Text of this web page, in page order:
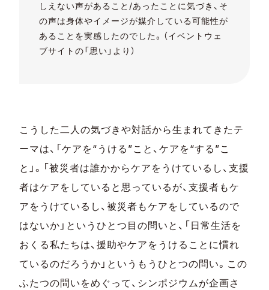
しえない声があること/あったことに気づき、そ
の声は身体やイメージが媒介している可能性が
あることを実感したのでした。（イベントウェ
ブサイトの「思い」より）
こうした二人の気づきや対話から生まれてきたテ
ーマは、「ケアを“うける”こと、ケアを“する”こ
と」。「被災者は誰かからケアをうけているし、支援
者はケアをしていると思っているが、支援者もケ
アをうけているし、被災者もケアをしているので
はないか」というひとつ目の問いと、「日常生活を
おくる私たちは、援助やケアをうけることに慣れ
ているのだろうか」というもうひとつの問い。この
ふたつの問いをめぐって、シンポジウムが企画さ